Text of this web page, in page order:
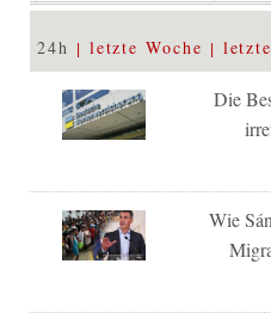
24h letzte Woche
Die
Wie